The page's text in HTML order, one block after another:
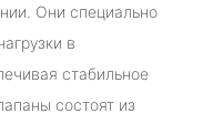
Они специально
в
стабильное
состоят из